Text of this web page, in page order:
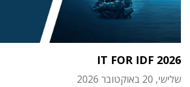
IT FOR IDF 2026
שלישי, 20 באוקטובר 2026